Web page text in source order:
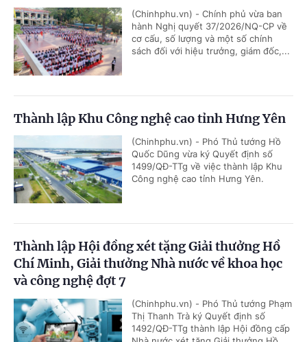
(Chinhphu.vn) - Chính phủ vừa ban
hành Nghị quyết 37/2026/NQ-CP về
cơ cấu, số lượng và một số chính
sách đối với hiệu trưởng, giám đốc,...
Thành lập Khu Công nghệ cao tỉnh Hưng Yên
(Chinhphu.vn) - Phó Thủ tướng Hồ
Quốc Dũng vừa ký Quyết định số
1499/QĐ-TTg về việc thành lập Khu
Công nghệ cao tỉnh Hưng Yên.
Thành lập Hội đồng xét tặng Giải thưởng Hồ
Chí Minh, Giải thưởng Nhà nước về khoa học
và công nghệ đợt 7
(Chinhphu.vn) - Phó Thủ tướng Phạm
Thị Thanh Trà ký Quyết định số
1492/QĐ-TTg thành lập Hội đồng cấp